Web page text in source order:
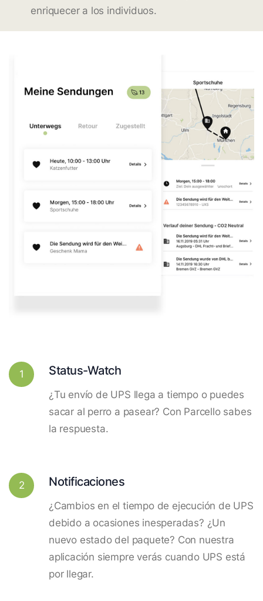
enriquecer a los individuos.
1 Status-Watch
¿Tu envío de UPS llega a tiempo o puedes
sacar al perro a pasear? Con Parcello sabes
la respuesta.
2 Notificaciones
¿Cambios en el tiempo de ejecución de UPS
debido a ocasiones inesperadas? ¿Un
nuevo estado del paquete? Con nuestra
aplicación siempre verás cuando UPS está
por llegar.